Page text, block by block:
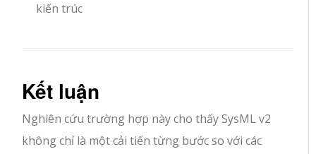
kiến trúc
Kết luận
Nghiên cứu trường hợp này cho thấy SysML v2
không chỉ là một cải tiến từng bước so với các